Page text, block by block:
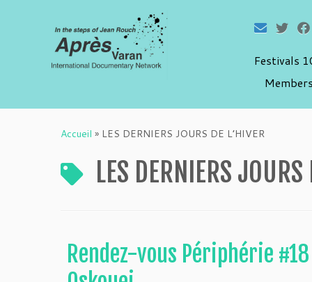
Festivals
Accueil » LES DERNIERS JOURS DE L’HIVER
LES DERNIERS JOURS
Rendez-vous Périphérie